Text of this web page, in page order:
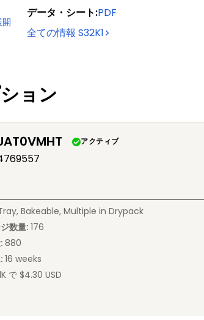
データ・シート:PDF
全ての情報 S32K1
ョン
アクティブ
Bakeable, Multiple in Drypack
数量: 176
: 880
: 16 weeks
で $4.30 USD